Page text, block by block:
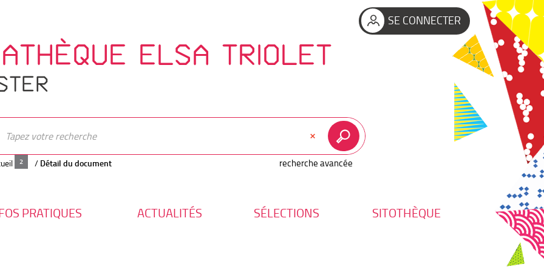
SE CONNECTER
ELSA TRIOLET
recherche avancée
/ Détail du document
PRATIQUES ACTUALITÉS SÉLECTIONS SITOTHÈQUE